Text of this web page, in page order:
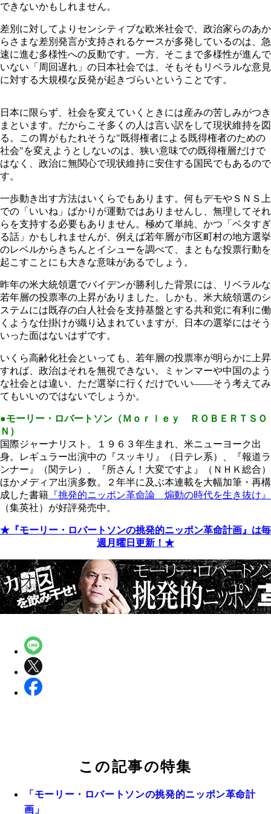
できないかもしれません。
差別に対してよりセンシティブな欧米社会で、政治家らのあか
らさまな差別発言が支持されるケースが多発しているのは、急
速に進む多様性への反動です。一方、そこまで多様性が進んで
いない「周回遅れ」の日本社会では、そもそもリベラルな意見
に対する大規模な反発が起きづらいということです。
日本に限らず、社会を変えていくときには産みの苦しみがつき
まといます。だからこそ多くの人は言い訳をして現状維持を図
る。この胃がもたれそうな"既得権者による既得権者のための
社会"を変えようとしないのは、狭い意味での既得権層だけで
はなく、政治に無関心で現状維持に安住する国民でもあるので
す。
一歩動き出す方法はいくらでもあります。何もデモやＳＮＳ上
での「いいね」ばかりが運動ではありませんし、無理してそれ
らを支持する必要もありません。極めて単純、かつ「ベタすぎ
る話」かもしれませんが、例えば若年層が市区町村の地方選挙
のレベルからきちんとイシューを調べて、まともな投票行動を
起こすことにも大きな意味があるでしょう。
昨年の米大統領選でバイデンが勝利した背景には、リベラルな
若年層の投票率の上昇がありました。しかも、米大統領選のシ
ステムには既存の白人社会を支持基盤とする共和党に有利に働
くような仕掛けが織り込まれていますが、日本の選挙にはそう
いった面はないはずです。
いくら高齢化社会といっても、若年層の投票率が明らかに上昇
すれば、政治はそれを無視できない。ミャンマーや中国のよう
な社会とは違い、ただ選挙に行くだけでいい――そう考えてみ
てもいいのではないでしょうか。
●モーリー・ロバートソン（Ｍｏｒｌｅｙ ＲＯＢＥＲＴＳＯ
Ｎ）
国際ジャーナリスト。１９６３年生まれ、米ニューヨーク出
身。レギュラー出演中の『スッキリ』（日テレ系）、『報道ラ
ンナー』（関テレ）、『所さん！大変ですよ』（ＮＨＫ総合）
ほかメディア出演多数。２年半に及ぶ本連載を大幅加筆・再構
成した書籍 『挑発的ニッポン革命論 煽動の時代を生き抜け』
（集英社）が好評発売中。
★『モーリー・ロバートソンの挑発的ニッポン革命計画』は毎
週月曜日更新！★
この記事の特集
「モーリー・ロバートソンの挑発的ニッポン革命計
画」